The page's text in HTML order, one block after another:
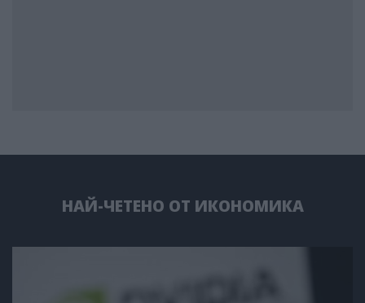
НАЙ-ЧЕТЕНО ОТ ИКОНОМИКА